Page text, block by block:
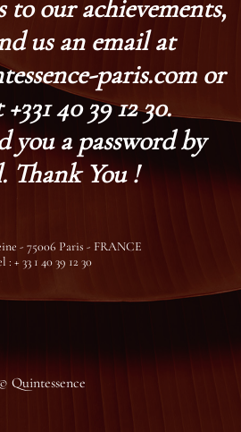
to our achievements,
us an email at
paris.com or
40 39 12 30.
you a password by
Thank You !
- 75006 Paris - FRANCE
: + 33 1 40 39 12 30
Quintessence